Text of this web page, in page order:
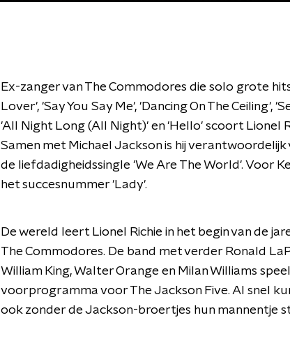
Ex-zanger van The Commodores die solo grote
Lover', 'Say You Say Me', 'Dancing On The Ceiling',
'All Night Long (All Night)' en 'Hello' scoort Lionel
Samen met Michael Jackson is hij
de liefdadigheidssingle 'We Are The World'. Voor
het succesnummer 'Lady'.
De wereld leert Lionel Richie in het begin van de
The Commodores. De band met verder Ronald
William King, Walter Orange en Milan Williams
voorprogramma voor The Jackson Five. Al snel
ook zonder de Jackson-broertjes hun mannentje